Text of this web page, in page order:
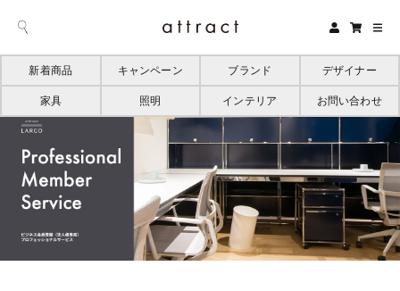
新着商品 キャンペーン ブランド デザイナー
家具 照明 インテリア お問い合わせ